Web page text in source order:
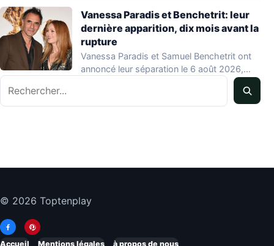
Vanessa Paradis et Benchetrit: leur
dernière apparition, dix mois avant la
rupture
Vanessa Paradis et Samuel Benchetrit ont
annoncé leur séparation le 6 août 2026,
Rechercher
© 2026 Toptenplay
Accueil Mentions légales à propos de nous